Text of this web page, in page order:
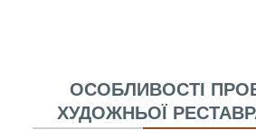
ОСОБЛИВОСТІ
ХУДОЖНЬОЇ